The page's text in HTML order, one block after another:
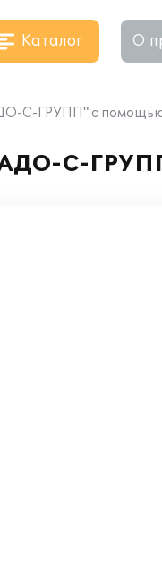
Каталог О
С-ГРУПП" с
С-